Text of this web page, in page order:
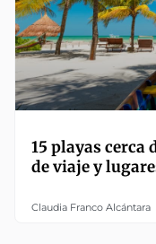
15 playas cerca
de viaje y
Claudia Franco Alcántara